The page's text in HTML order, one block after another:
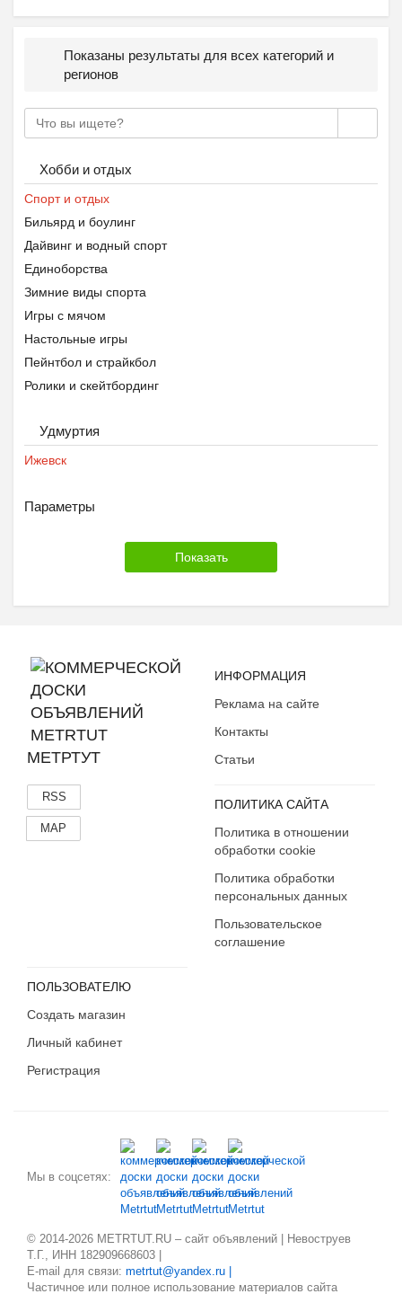
Показаны результаты для всех категорий и
регионов
Хобби и отдых
Спорт и отдых
Бильярд и боулинг
Дайвинг и водный спорт
Единоборства
Зимние виды спорта
Игры с мячом
Настольные игры
Пейнтбол и страйкбол
Ролики и скейтбординг
Туризм
Фитнес и тренажёры
Другое
Удмуртия
Ижевск
Параметры
МЕТРТУТ
RSS
MAP
ИНФОРМАЦИЯ
Реклама на сайте
Контакты
Статьи
ПОЛИТИКА САЙТА
Политика в отношении
обработки cookie
Политика обработки
персональных данных
Пользовательское
соглашение
ПОЛЬЗОВАТЕЛЮ
Создать магазин
Личный кабинет
Регистрация
Мы в соцсетях:
© 2014-2026 METRTUT.RU – сайт объявлений | Невоструев
Т.Г., ИНН 182909668603 |
E-mail для связи: metrtut@yandex.ru |
Частичное или полное использование материалов сайта